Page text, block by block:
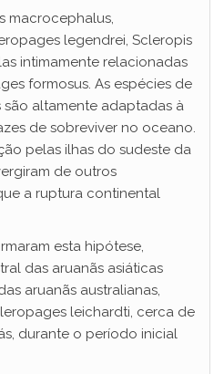
macrocephalus,
legendrei, Scleropis
intimamente relacionadas
formosus. As espécies de
são altamente adaptadas à
de sobreviver no oceano.
pelas ilhas do sudeste da
de outros
a ruptura continental
esta hipótese,
das aruanãs asiáticas
aruanãs australianas,
leichardti, cerca de
durante o período inicial